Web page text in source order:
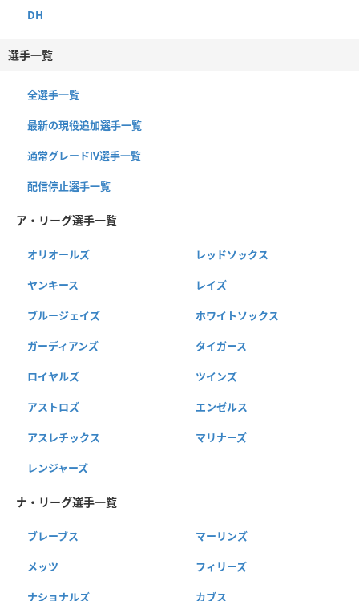
DH
選手一覧
全選手一覧
最新の現役追加選手一覧
通常グレードⅣ選手一覧
配信停止選手一覧
ア・リーグ選手一覧
オリオールズ レッドソックス
ヤンキース レイズ
ブルージェイズ ホワイトソックス
ガーディアンズ タイガース
ロイヤルズ ツインズ
アストロズ エンゼルス
アスレチックス マリナーズ
レンジャーズ
ナ・リーグ選手一覧
ブレーブス マーリンズ
メッツ フィリーズ
ナショナルズ カブス